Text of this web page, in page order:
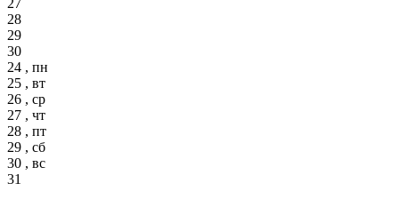
28
29
30
24 , пн
25 , вт
26 , ср
27 , чт
28 , пт
29 , сб
30 , вс
31